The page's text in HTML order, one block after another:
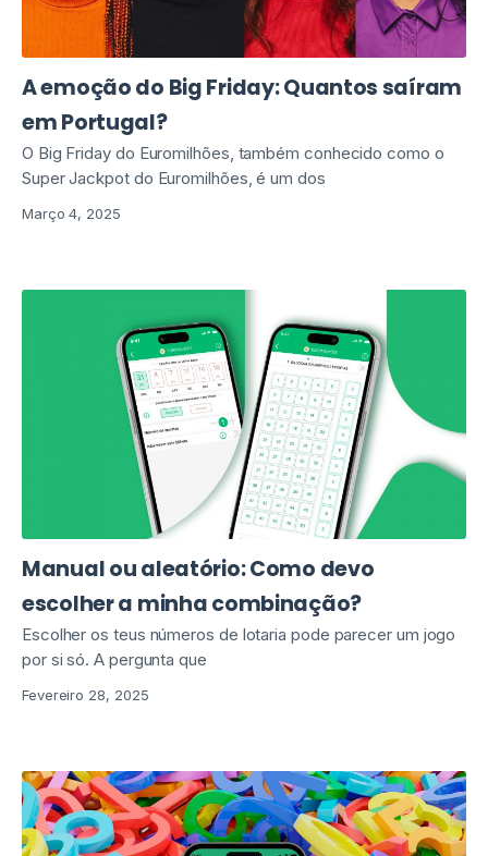
A emoção do Big Friday: Quantos saíram
em Portugal?
O Big Friday do Euromilhões, também conhecido como o
Super Jackpot do Euromilhões, é um dos
Março 4, 2025
Manual ou aleatório: Como devo
escolher a minha combinação?
Escolher os teus números de lotaria pode parecer um jogo
por si só. A pergunta que
Fevereiro 28, 2025